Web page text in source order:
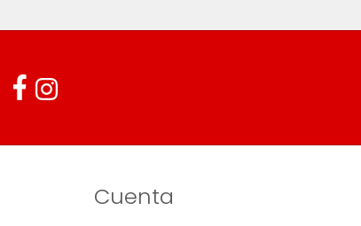
Cuenta